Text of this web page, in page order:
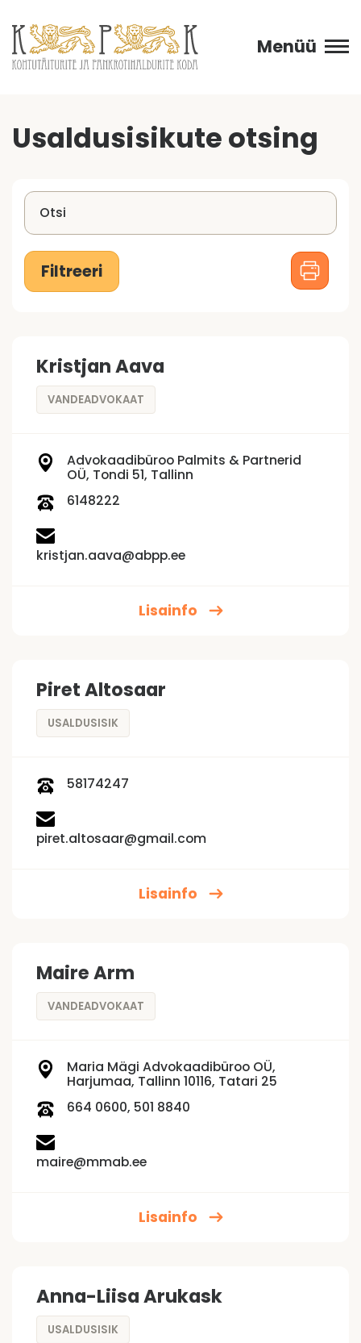
Menüü
Usaldusisikute otsing
Kristjan Aava
VANDEADVOKAAT
Advokaadibüroo Palmits & Partnerid
OÜ, Tondi 51, Tallinn
6148222
kristjan.aava@abpp.ee
Lisainfo
Piret Altosaar
USALDUSISIK
58174247
piret.altosaar@gmail.com
Lisainfo
Maire Arm
VANDEADVOKAAT
Maria Mägi Advokaadibüroo OÜ,
Harjumaa, Tallinn 10116, Tatari 25
664 0600, 501 8840
maire@mmab.ee
Lisainfo
Anna-Liisa Arukask
USALDUSISIK